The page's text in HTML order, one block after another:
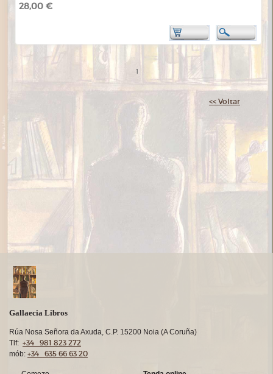
28,00 €
1
<< Voltar
Gallaecia Libros
Rúa Nosa Señora da Axuda, C.P. 15200 Noia (A Coruña)
Tlf: +34 981 823 272
mób: +34 635 66 63 20